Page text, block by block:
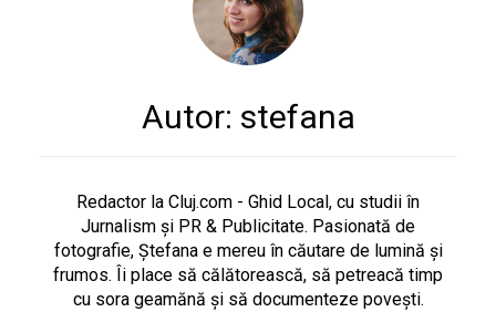
Autor: stefana
Redactor la Cluj.com - Ghid Local, cu studii în
Jurnalism și PR & Publicitate. Pasionată de
fotografie, Ștefana e mereu în căutare de lumină și
frumos. Îi place să călătorească, să petreacă timp
cu sora geamănă și să documenteze povești.